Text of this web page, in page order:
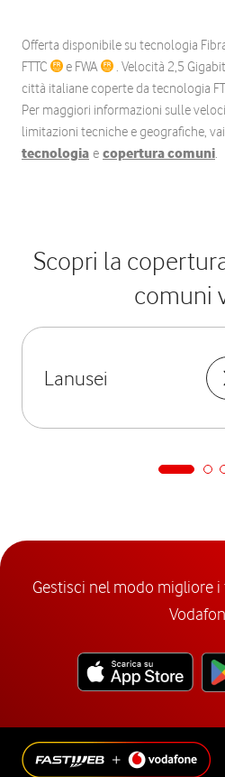
Offerta disponibile su tecnologia
FTTC
e FWA
. Velocità 2,5
città italiane coperte da tecnologia
Per maggiori informazioni sulle
limitazioni tecniche e geografiche,
tecnologia e copertura comuni.
Scopri la
comuni
Lanusei
Gestisci nel modo migliore